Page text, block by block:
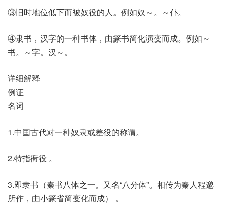
③旧时地位低下而被奴役的人。例如奴～。～仆。
④隶书，汉字的一种书体，由篆书简化演变而成。例如～
书。～字。汉～。
详细解释
例证
名词
1.中囯古代对一种奴隶或差役的称谓。
2.特指衙役 。
3.即隶书（秦书八体之一。又名“八分体”。相传为秦人程邈
所作，由小篆省简变化而成） 。